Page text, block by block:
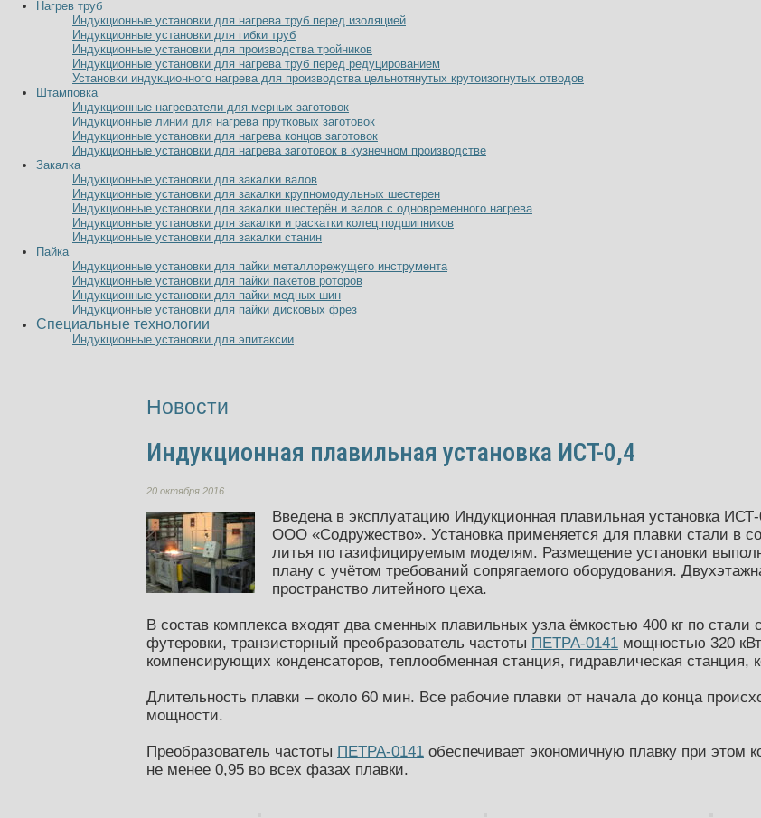
Нагрев труб
Индукционные установки для нагрева труб перед изоляцией
Индукционные установки для гибки труб
Индукционные установки для производства тройников
Индукционные установки для нагрева труб перед редуцированием
Установки индукционного нагрева для производства цельнотянутых крутоизогнутых отводов
Штамповка
Индукционные нагреватели для мерных заготовок
Индукционные линии для нагрева прутковых заготовок
Индукционные установки для нагрева концов заготовок
Индукционные установки для нагрева заготовок в кузнечном производстве
Закалка
Индукционные установки для закалки валов
Индукционные установки для закалки крупномодульных шестерен
Индукционные установки для закалки шестерён и валов с одновременного нагрева
Индукционные установки для закалки и раскатки колец подшипников
Индукционные установки для закалки станин
Пайка
Индукционные установки для пайки металлорежущего инструмента
Индукционные установки для пайки пакетов роторов
Индукционные установки для пайки медных шин
Индукционные установки для пайки дисковых фрез
Специальные технологии
Индукционные установки для эпитаксии
Новости
Индукционная плавильная установка ИСТ-0,4
20 октября 2016
Введена в эксплуатацию Индукционная плавильная установка
ООО «Содружество». Установка применяется для плавки стали в
литья по газифицируемым моделям. Размещение установки
плану с учётом требований сопрягаемого оборудования.
пространство литейного цеха.
В состав комплекса входят два сменных плавильных узла ёмкостью 400 кг по стали
футеровки, транзисторный преобразователь частоты ПЕТРА-0141 мощностью 320
компенсирующих конденсаторов, теплообменная станция, гидравлическая станция,
Длительность плавки – около 60 мин. Все рабочие плавки от начала до конца
мощности.
Преобразователь частоты ПЕТРА-0141 обеспечивает экономичную плавку при
не менее 0,95 во всех фазах плавки.